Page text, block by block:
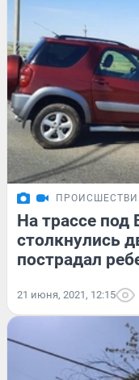
На трассе под
столкнулись
пострадал
21 июня, 2021, 12:15